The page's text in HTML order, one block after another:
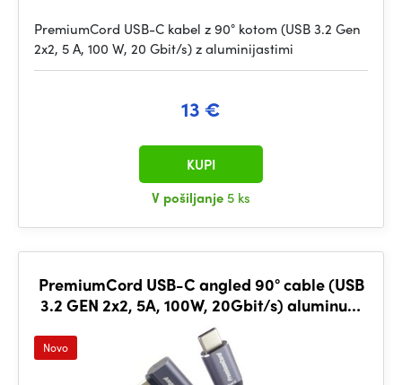
PremiumCord USB-C kabel z 90° kotom (USB 3.2 Gen
2x2, 5 A, 100 W, 20 Gbit/s) z aluminijastimi
13 €
V pošiljanje 5 ks
KUPI
PremiumCord USB-C angled 90° cable (USB
3.2 GEN 2x2, 5A, 100W, 20Gbit/s) aluminum
caps, 2m
Novo